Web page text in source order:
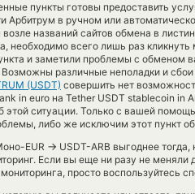
пункты готовы предоставить
Арбитрум в ручном или
названий сайтов обмена в
необходимо всего лишь раз
и заметили проблемы с обменом
различные неполадки и сбои
(USDT) совершить нет
in euro на Tether USDT stablecoin in
этой ситуации. Только с вашей
либо же исключим этот пункт
EUR → USDT-ARB выгоднее тогда,
Если вы еще ни разу не
просто воспользуйтесь